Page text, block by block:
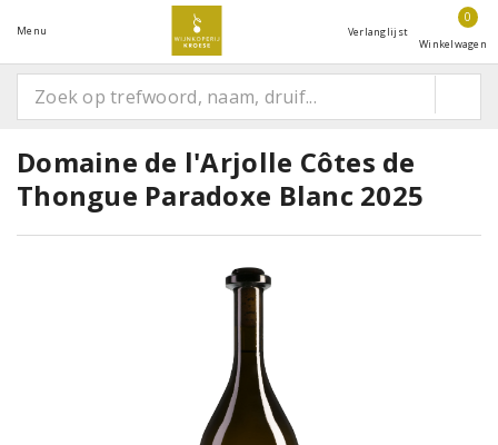
Menu Verlanglijst
0
Winkelwagen
Domaine de l'Arjolle Côtes de
Thongue Paradoxe Blanc 2025